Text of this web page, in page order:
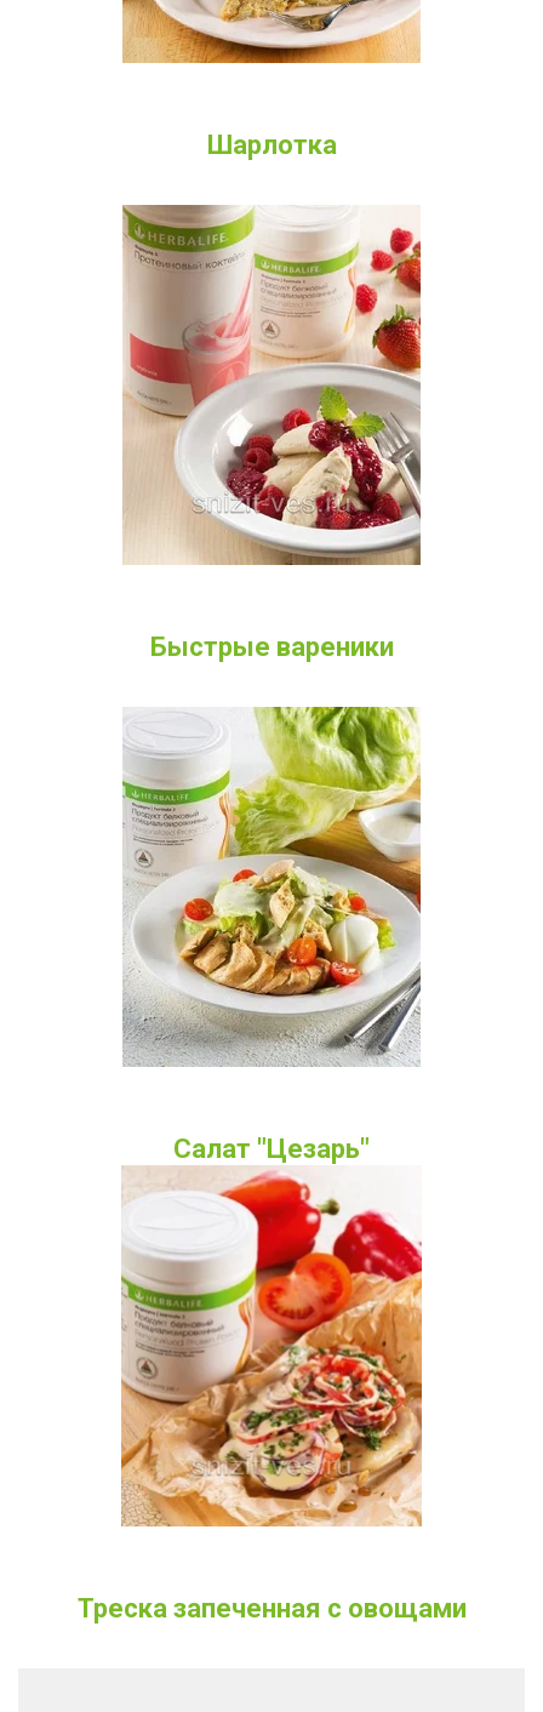
Шарлотка
Быстрые вареники
Салат "Цезарь"
Треска запеченная с овощами